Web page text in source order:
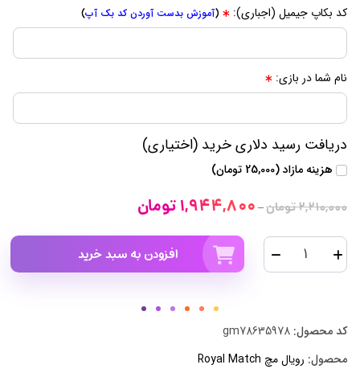
کد بکاپ جیمیل (اجباری): (آموزش بدست آوردن کد بک آپ)
نام شما در بازی:
دریافت رسید دلاری خرید (اختیاری)
هزینه مازاد (25,000 تومان)
2,210,000 تومان –1,944,800 تومان
افزودن به سبد خرید
کد محصول:
محصول: رویال مچ Royal Match